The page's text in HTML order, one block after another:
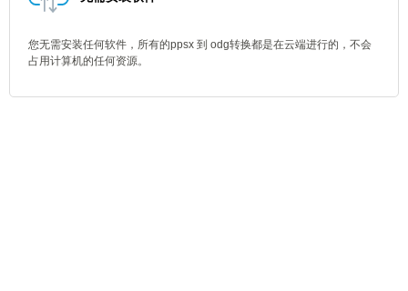
您无需安装任何软件，所有的ppsx 到 odg转换都是在云端进行的，不会
占用计算机的任何资源。